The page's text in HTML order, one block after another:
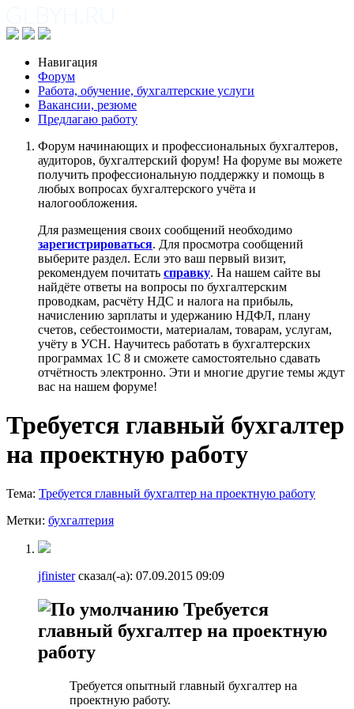
Навигация
Форум
Работа, обучение, бухгалтерские услуги
Вакансии, резюме
Предлагаю работу
Форум начинающих и профессиональных бухгалтеров,
аудиторов, бухгалтерский форум! На форуме вы можете
получить профессиональную поддержку и помощь в
любых вопросах бухгалтерского учёта и
налогообложения.
Для размещения своих сообщений необходимо
зарегистрироваться. Для просмотра сообщений
выберите раздел. Если это ваш первый визит,
рекомендуем почитать справку. На нашем сайте вы
найдёте ответы на вопросы по бухгалтерским
проводкам, расчёту НДС и налога на прибыль,
начислению зарплаты и удержанию НДФЛ, плану
счетов, себестоимости, материалам, товарам, услугам,
учёту в УСН. Научитесь работать в бухгалтерских
программах 1С 8 и сможете самостоятельно сдавать
отчётность электронно. Эти и многие другие темы ждут
вас на нашем форуме!
Требуется главный бухгалтер
на проектную работу
Тема: Требуется главный бухгалтер на проектную работу
Метки: бухгалтерия
jfinisterсказал(-а): 07.09.2015 09:09
Требуется
главный бухгалтер на проектную
работу
Требуется опытный главный бухгалтер на
проектную работу.